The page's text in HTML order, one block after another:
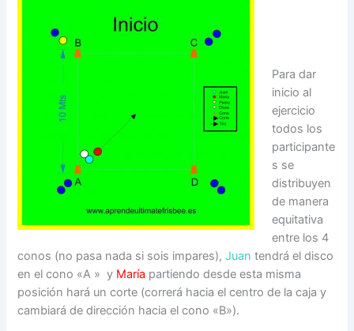
Para dar
inicio al
ejercicio
todos los
participante
s se
distribuyen
de manera
equitativa
entre los 4
conos (no pasa nada si sois impares),Juan tendrá el disco
en el cono «A » y María partiendo desde esta misma
posición hará un corte (correrá hacia el centro de la caja y
cambiará de dirección hacia el cono «B»).